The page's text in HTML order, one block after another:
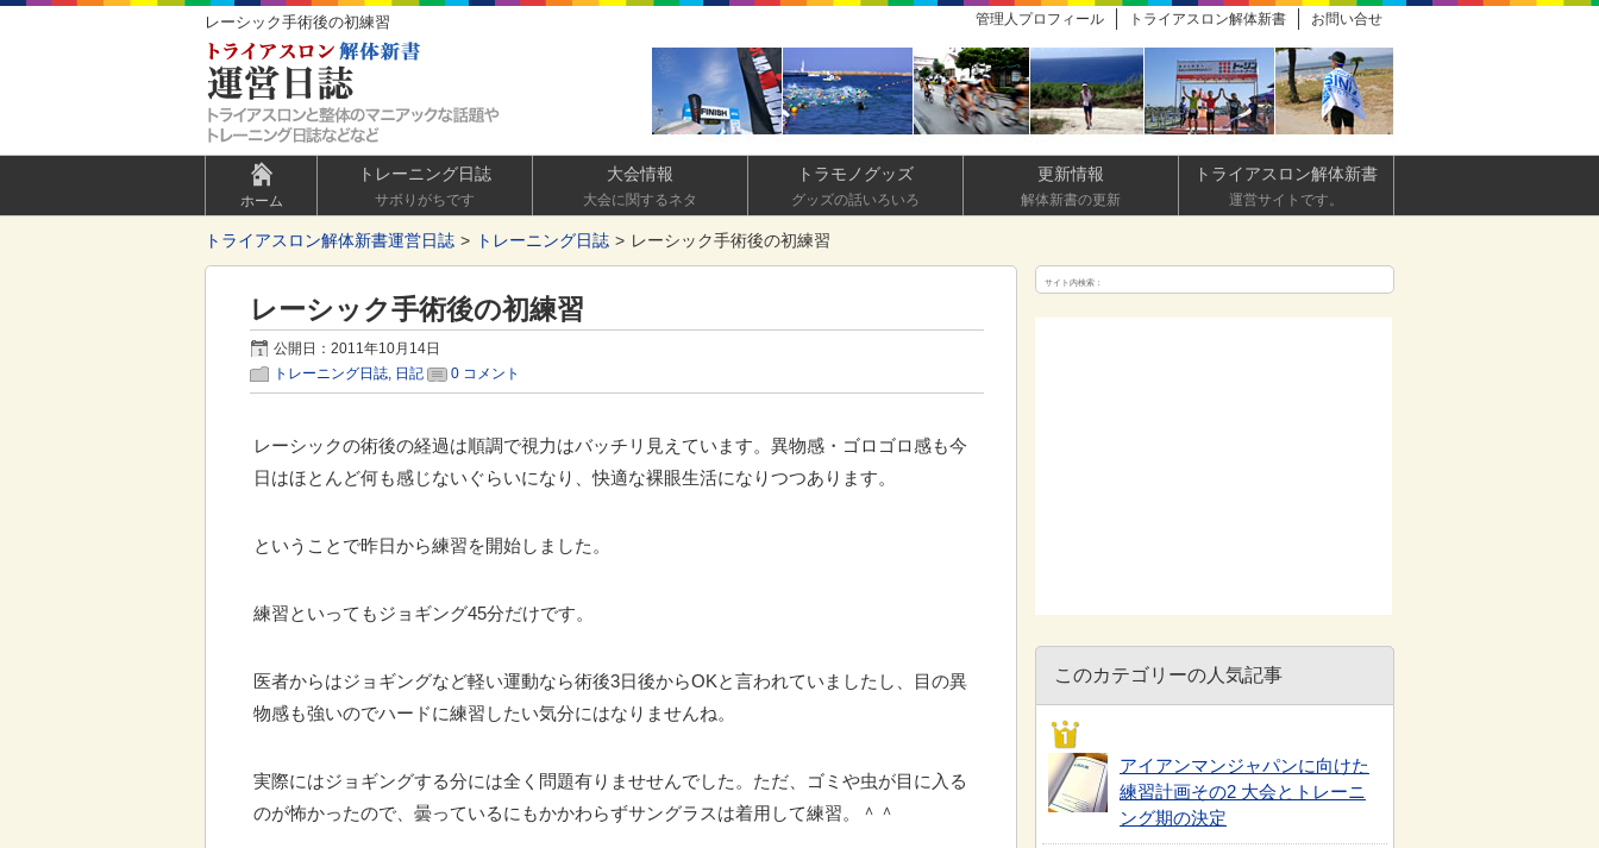
レーシック手術後の初練習 お問い合せ
トライアスロン解体新書
管理人プロフィール
ホーム
トレーニング日誌
サボりがちです
大会情報
大会に関するネタ
トラモノグッズ
グッズの話いろいろ
更新情報
解体新書の更新
トライアスロン解体新書
運営サイトです。
トライアスロン解体新書運営日誌 トレーニング日誌 レーシック手術後の初練習
レーシック手術後の初練習
公開日：2011年10月14日
トレーニング日誌, 日記 0 コメント
レーシックの術後の経過は順調で視力はバッチリ見えています。異物感・ゴロゴロ感も今
日はほとんど何も感じないぐらいになり、快適な裸眼生活になりつつあります。
ということで昨日から練習を開始しました。
練習といってもジョギング45分だけです。
医者からはジョギングなど軽い運動なら術後3日後からOKと言われていましたし、目の異
物感も強いのでハードに練習したい気分にはなりませんね。
実際にはジョギングする分には全く問題有りませせんでした。ただ、ゴミや虫が目に入る
のが怖かったので、曇っているにもかかわらずサングラスは着用して練習。＾＾
サイト内検索：
このカテゴリーの人気記事
アイアンマンジャパンに向けた
練習計画その2 大会とトレーニ
ング期の決定